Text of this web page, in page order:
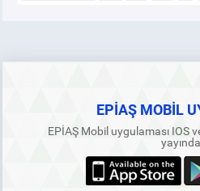
EPİAŞ MOBİL
EPİAŞ Mobil uygulaması IOS
yayında